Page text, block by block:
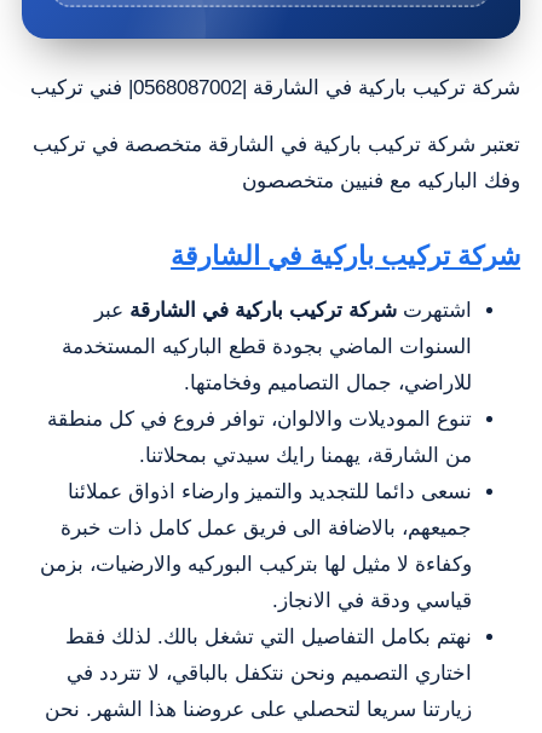
شركة تركيب باركية في الشارقة |0568087002| فني تركيب
تعتبر شركة تركيب باركية في الشارقة متخصصة في تركيب
وفك الباركيه مع فنيين متخصصون
شركة تركيب باركية في الشارقة
اشتهرت شركة تركيب باركية في الشارقة عبر
السنوات الماضي بجودة قطع الباركيه المستخدمة
للاراضي، جمال التصاميم وفخامتها.
تنوع الموديلات والالوان، توافر فروع في كل منطقة
من الشارقة، يهمنا رايك سيدتي بمحلاتنا.
نسعى دائما للتجديد والتميز وارضاء اذواق عملائنا
جميعهم، بالاضافة الى فريق عمل كامل ذات خبرة
وكفاءة لا مثيل لها بتركيب البوركيه والارضيات، بزمن
قياسي ودقة في الانجاز.
نهتم بكامل التفاصيل التي تشغل بالك. لذلك فقط
اختاري التصميم ونحن نتكفل بالباقي، لا تتردد في
زيارتنا سريعا لتحصلي على عروضنا هذا الشهر. نحن